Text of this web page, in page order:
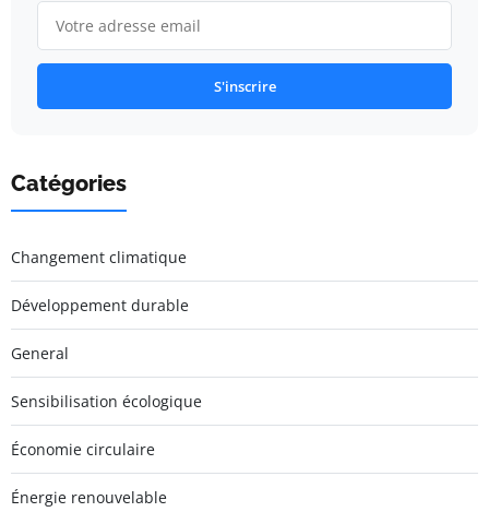
S'inscrire
Catégories
Changement climatique
Développement durable
General
Sensibilisation écologique
Économie circulaire
Énergie renouvelable